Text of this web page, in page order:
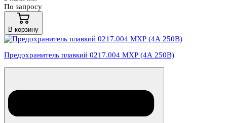
По запросу
В корзину
Предохранитель плавкий 0217.004 МХР (4А 250В)